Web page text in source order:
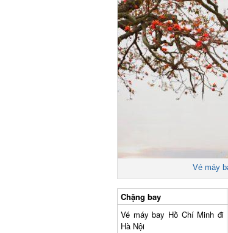
Vé máy
Chặng bay
Vé máy bay Hồ Chí Minh đi
Hà Nội